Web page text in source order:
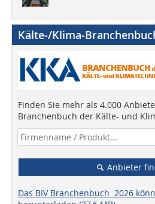
Kälte-/Klima-
Finden Sie mehr als 4.000
Branchenbuch der Kälte- und
Anbieter
Das BIV Branchenbuch 2026